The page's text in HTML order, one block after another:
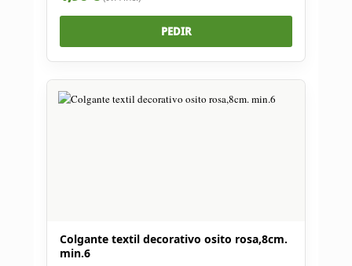
PEDIR
Colgante textil decorativo osito rosa,8cm.
min.6